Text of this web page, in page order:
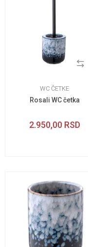
WC ČETKE
Rosali WC četka
2.950,00 RSD